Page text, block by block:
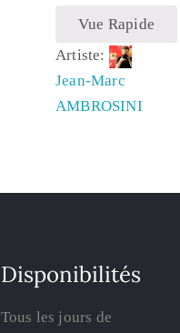
Vue Rapide
Artiste:
Jean-Marc
AMBROSINI
Disponibilités
Tous les jours de